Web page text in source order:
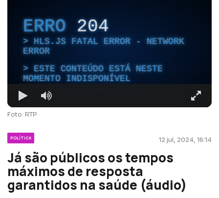
ERRO204
HLS.JS FATAL ERROR - NETWORK
ERROR
ESTE CONTEÚDO ESTÁ NESTE
MOMENTO INDISPONÍVEL
Foto: RTP
POLÍTICA 12 jul, 2024, 16:14
Já são públicos os tempos
máximos de resposta
garantidos na saúde (áudio)